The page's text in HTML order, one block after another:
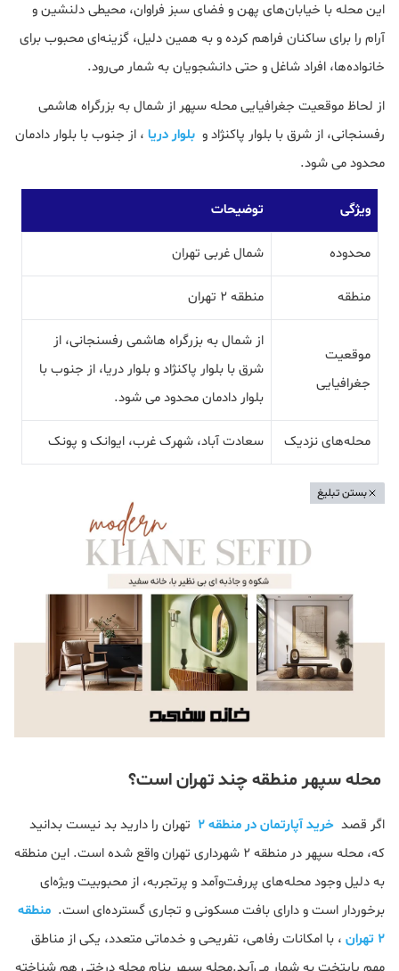
این محله با خیابان‌های پهن و فضای سبز فراوان، محیطی دلنشین و
آرام را برای ساکنان فراهم کرده و به همین دلیل، گزینه‌ای محبوب برای
خانواده‌ها، افراد شاغل و حتی دانشجویان به شمار می‌رود.
از لحاظ موقعیت جغرافیایی محله سپهر از شمال به بزرگراه هاشمی
رفسنجانی، از شرق با بلوار پاکنژاد و بلوار دریا ، از جنوب با بلوار دادمان
محدود می شود.
ویژگی توضیحات
محدوده شمال غربی تهران
منطقه منطقه 2 تهران
موقعیت
جغرافیایی
از شمال به بزرگراه هاشمی رفسنجانی، از
شرق با بلوار پاکنژاد و بلوار دریا، از جنوب با
بلوار دادمان محدود می شود.
محله‌های نزدیک سعادت آباد، شهرک غرب، ایوانک و پونک
بستن تبلیغ
محله سپهر منطقه چند تهران است؟
اگر قصد خرید آپارتمان در منطقه 2
تهران را دارید بد نیست بدانید
که، محله سپهر در منطقه ۲ شهرداری تهران واقع شده است. این منطقه
به دلیل وجود محله‌های پررفت‌وآمد و پرتجربه، از محبوبیت ویژه‌ای
برخوردار است و دارای بافت مسکونی و تجاری گسترده‌ای است. منطقه
2 تهران
، با امکانات رفاهی، تفریحی و خدماتی متعدد، یکی از مناطق